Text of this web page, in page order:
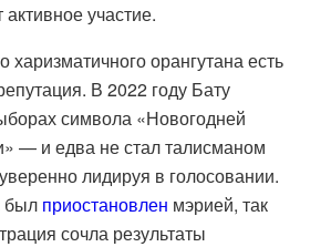
участие.
харизматичного орангутана есть
В 2022 году Бату
символа «Новогодней
— и едва не стал талисманом
лидируя в голосовании.
был приостановлен мэрией, так
сочла результаты